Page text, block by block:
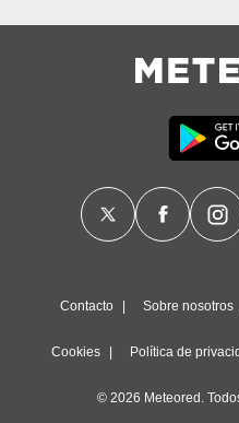
Contacto Sobre nosotros
Cookies Política de
© 2026 Meteored.